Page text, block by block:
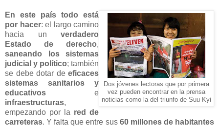
Dos jóvenes lectoras que por primera
vez pueden encontrar en la prensa
noticias como la del triunfo de Suu Kyi
En este país todo está
por hacer: el largo camino
hacia un verdadero
Estado de derecho,
saneando los sistemas
judicial y político; también
se debe dotar de eficaces
sistemas sanitarios y
educativos e
infraestructuras,
empezando por la red de
carreteras. Y falta que entre sus 60 millones de habitantes